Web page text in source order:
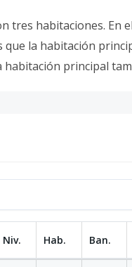
tres habitaciones.
la habitación
principal
Niv. Hab. Ban.